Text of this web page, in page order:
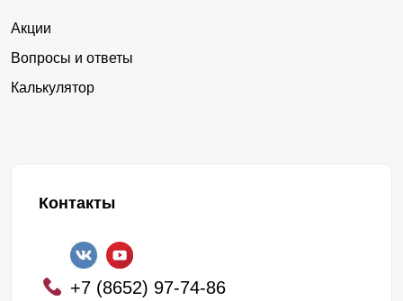
Акции
Вопросы и ответы
Калькулятор
Контакты
+7 (8652) 97-74-86